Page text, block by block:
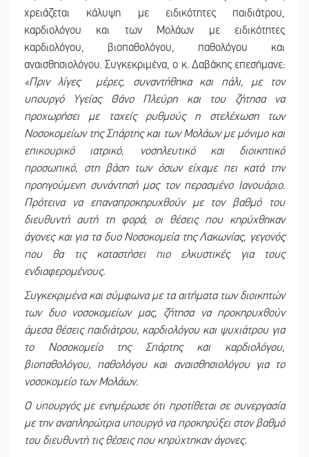
χρειάζεται κάλυψη με ειδικότητες παιδιάτρου,
καρδιολόγου και των Μολάων με ειδικότητες
καρδιολόγου, βιοπαθολόγου, παθολόγου και
αναισθησιολόγου. Συγκεκριμένα, ο κ. Δαβάκης επεσήμανε:
«Πριν λίγες μέρες, συναντήθηκα και πάλι, με τον
υπουργό Υγείας Θάνο Πλεύρη και του ζήτησα να
προχωρήσει με ταχείς ρυθμούς η στελέχωση των
Νοσοκομείων της Σπάρτης και των Μολάων με μόνιμο και
επικουρικό ιατρικό, νοσηλευτικό και διοικητικό
προσωπικό, στη βάση των όσων είχαμε πει κατά την
προηγούμενη συνάντησή μας τον περασμένο Ιανουάριο.
Πρότεινα να επαναπροκηρυχθούν με τον βαθμό του
διευθυντή αυτή τη φορά, οι θέσεις που κηρύχθηκαν
άγονες και για τα δυο Νοσοκομεία της Λακωνίας, γεγονός
που θα τις καταστήσει πιο ελκυστικές για τους
ενδιαφερομένους.
Συγκεκριμένα και σύμφωνα με τα αιτήματα των διοικητών
των δυο νοσοκομείων μας, ζήτησα να προκηρυχθούν
άμεσα θέσεις παιδιάτρου, καρδιολόγου και ψυχιάτρου για
το Νοσοκομείο της Σπάρτης και καρδιολόγου,
βιοπαθολόγου, παθολόγου και αναισθησιολόγου για το
νοσοκομείο των Μολάων.
Ο υπουργός με ενημέρωσε ότι προτίθεται σε συνεργασία
με την αναπληρώτρια υπουργό να προκηρύξει στον βαθμό
του διευθυντή τις θέσεις που κηρύχτηκαν άγονες.